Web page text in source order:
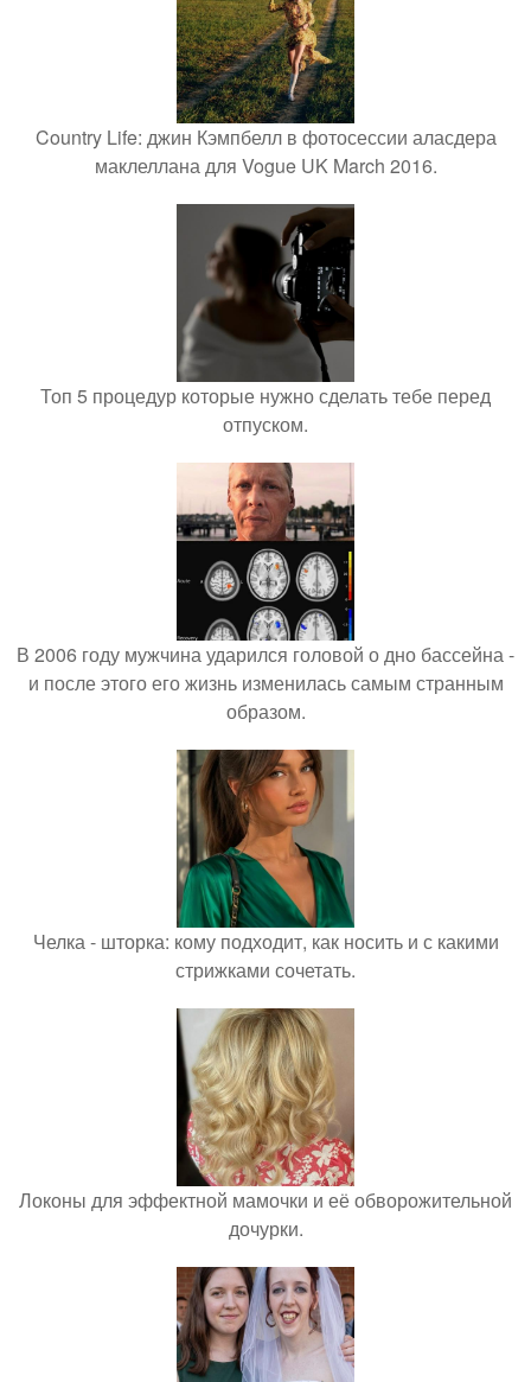
Country Life: джин Кэмпбелл в фотосессии аласдера
маклеллана для Vogue UK March 2016.
Топ 5 процедур которые нужно сделать тебе перед
отпуском.
В 2006 году мужчина ударился головой о дно бассейна -
и после этого его жизнь изменилась самым странным
образом.
Челка - шторка: кому подходит, как носить и с какими
стрижками сочетать.
Локоны для эффектной мамочки и её обворожительной
дочурки.